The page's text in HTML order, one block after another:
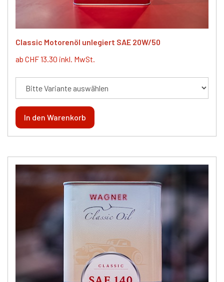
Classic Motorenöl unlegiert SAE 20W/50
ab CHF 13.30 inkl. MwSt.